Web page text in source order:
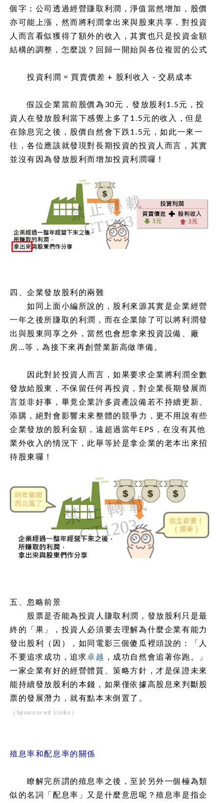
個字；公司透過經營賺取利潤，淨值當然增加，股價
亦可能上漲，然而將利潤拿出來與股東共享，對投資
人而言看似獲得了額外的收入，其實也只是投資金額
結構的調整，怎麼說？回歸一開始與各位複習的公式
投資利潤 = 買賣價差 + 股利收入 - 交易成本
假設企業當前股價為30元，發放股利1.5元，投
資人在發放股利當下感覺上多了1.5元的收入，但是
在除息完之後，股價自然會下跌1.5元，如此一來一
往，各位應該就發現對長期投資的投資人而言，其實
並沒有因為發放股利而增加投資利潤囉！
四、企業發放股利的兩難
如同上面小編所說的，股利來源其實是企業經營
一年之後所賺取的利潤，而在企業除了可以將利潤發
出與股東同享之外，當然也會想拿來投資設備、廠
房…等，為接下來再創營業新高做準備。
因此對於投資人而言，如果要求企業將利潤全數
發放給股東，不保留任何再投資，對企業長期發展而
言並非好事，畢竟企業許多資產設備若不持續更新、
添購，絕對會影響未來整體的競爭力，更不用說有些
企業發放的股利金額，遠超過當年EPS，在沒有其他
業外收入的情況下，此舉等於是拿企業的老本出來招
待股東囉！
五、忽略前景
股票是否能為投資人賺取利潤，發放股利只是最
終的「果」，投資人必須要去理解為什麼企業有能力
發出股利（因），如同電影三個傻瓜裡頭說的：「人
不要追求成功，追求卓越 ，成功自然會追著你跑。」
一家企業有好的經營體質、策略方針，才是保證未來
能持續發放股利的本錢，如果僅依據高股息來判斷股
票的發展潛力，就有點本末倒置了。
（Sponsored Links）
殖息率和配息率的關係
瞭解完所謂的殖息率之後，至於另外一個極為類
似的名詞「配息率」又是什麼意思呢？殖息率是指企